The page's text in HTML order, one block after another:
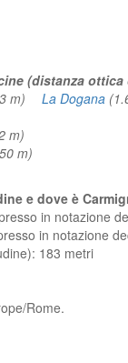
(distanza ottica
m) La Dogana
m)
m)
e dove è
in notazione
in notazione
183 metri
Rome.